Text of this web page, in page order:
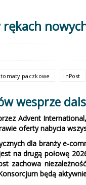
rękach
paczkowe InPost
wesprze
Advent
oferty nabycia
dla branży e-
na drugą połowę
zachowa
będą